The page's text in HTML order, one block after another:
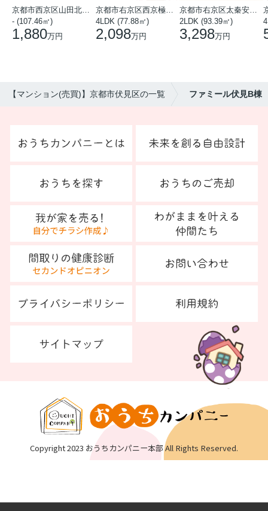
- (107.46㎡)
1,880万円
4LDK (77.88㎡)
2,098万円
2LDK (93.39㎡)
3,298万円
【マンション(売買)】京都市伏見区の一覧 ファミール伏見B棟
Copyright 2023 おうちカンパニー本部 All Rights Reserved.